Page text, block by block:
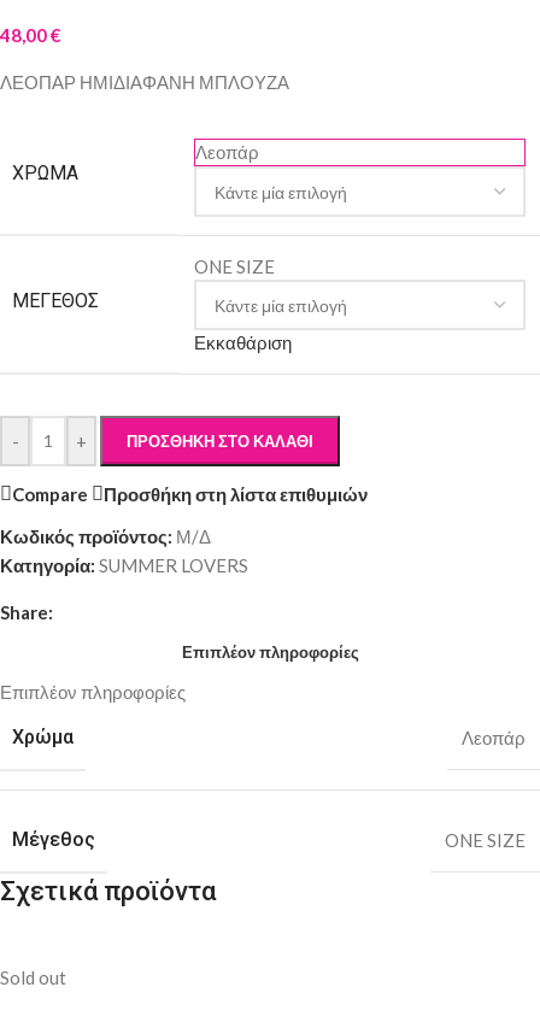
48,00€
ΛΕΟΠΑΡ ΗΜΙΔΙΑΦΑΝΗ ΜΠΛΟΥΖΑ
ΧΡΏΜΑ
Λεοπάρ
ΜΈΓΕΘΟΣ
ONE SIZE
Εκκαθάριση
- + ΠΡΟΣΘΉΚΗ ΣΤΟ ΚΑΛΆΘΙ
Compare
Προσθήκη στη λίστα επιθυμιών
Κωδικός προϊόντος: Μ/Δ
Κατηγορία: SUMMER LOVERS
Share:
Επιπλέον πληροφορίες
Επιπλέον πληροφορίες
Χρώμα Λεοπάρ
Μέγεθος ONE SIZE
Σχετικά προϊόντα
Sold out